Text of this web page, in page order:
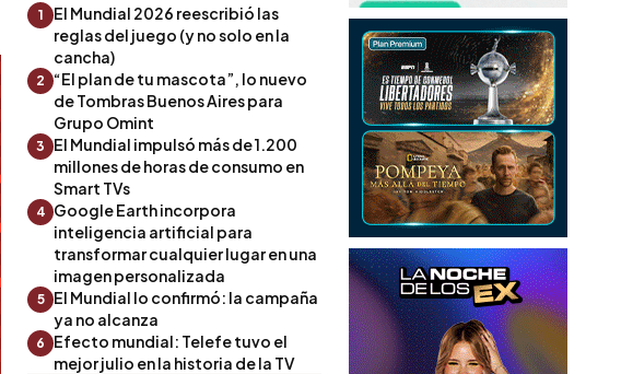
1
El Mundial 2026 reescribió las
reglas del juego (y no solo en la
cancha)
2
“El plan de tu mascota”, lo nuevo
de Tombras Buenos Aires para
Grupo Omint
3
El Mundial impulsó más de 1.200
millones de horas de consumo en
Smart TVs
4 Google Earth incorpora
inteligencia artificial para
transformar cualquier lugar en una
imagen personalizada
5
El Mundial lo confirmó: la campaña
ya no alcanza
6
Efecto mundial: Telefe tuvo el
mejor julio en la historia de la TV